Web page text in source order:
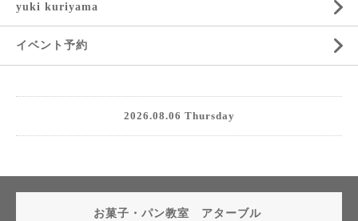
yuki kuriyama
イベント予約
2026.08.06 Thursday
お菓子・パン教室 アターブル